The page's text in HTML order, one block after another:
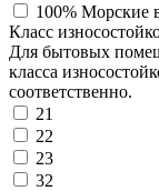
100% Морские
Класс
Для бытовых
класса
соответственно.
21
22
23
32